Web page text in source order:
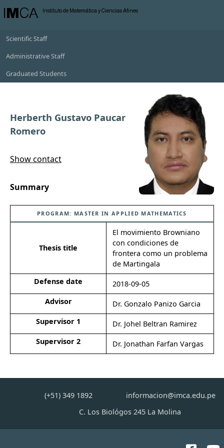
M CA Instituto de Matemática y Ciencias Afines
Scientific Staff
Administrative Staff
Graduated Students
Herberth Gustavo Paucar
Romero
Show contact
Summary
PROGRAM: MASTER IN APPLIED MATHEMATICS
Thesis title
El movimiento Browniano
con condiciones de
frontera como un problema
de Martingala
Defense date
2018-09-05
Advisor
Dr. Gonzalo Panizo Garcia
Supervisor 1
Dr. Johel Beltran Ramirez
Supervisor 2
Dr. Jonathan Farfan Vargas
(+51) 349 1892
informacion@imca.edu.pe
C. Los Biológos 245 La Molina